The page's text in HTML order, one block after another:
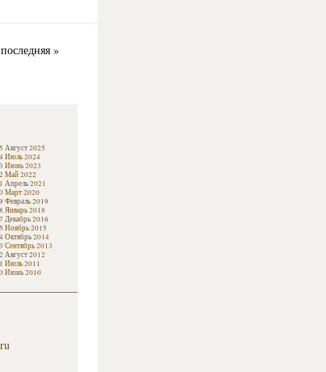
последняя »
Август 2025
Июль 2024
Июнь 2023
Май 2022
Апрель 2021
Март 2020
Февраль 2019
Январь 2018
Декабрь 2016
Ноябрь 2015
Октябрь 2014
Сентябрь 2013
Август 2012
Июль 2011
Июнь 2010